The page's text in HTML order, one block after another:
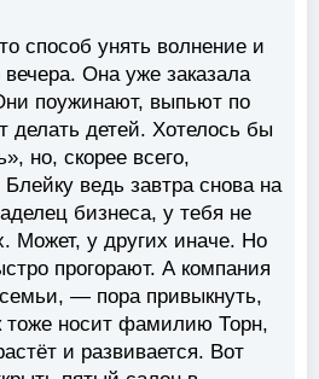
способ унять волнение и
Она уже заказала
поужинают, выпьют по
делать детей. Хотелось бы
но, скорее всего,
ведь завтра снова на
бизнеса, у тебя не
Может, у других иначе. Но
прогорают. А компания
— пора привыкнуть,
тоже носит фамилию Торн,
и развивается. Вот